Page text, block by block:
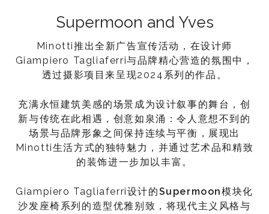
Supermoon and Yves
Minotti推出全新广告宣传活动，在设计师
Giampiero Tagliaferri与品牌精心营造的氛围中，
透过摄影项目来呈现2024系列的作品。
充满永恒建筑美感的场景成为设计叙事的舞台，创
新与传统在此相遇，创意如泉涌：令人意想不到的
场景与品牌形象之间保持连续与平衡，展现出
Minotti生活方式的独特魅力，并通过艺术品和精致
的装饰进一步加以丰富。
Giampiero Tagliaferri设计的Supermoon模块化
沙发座椅系列的造型优雅别致，将现代主义风格与